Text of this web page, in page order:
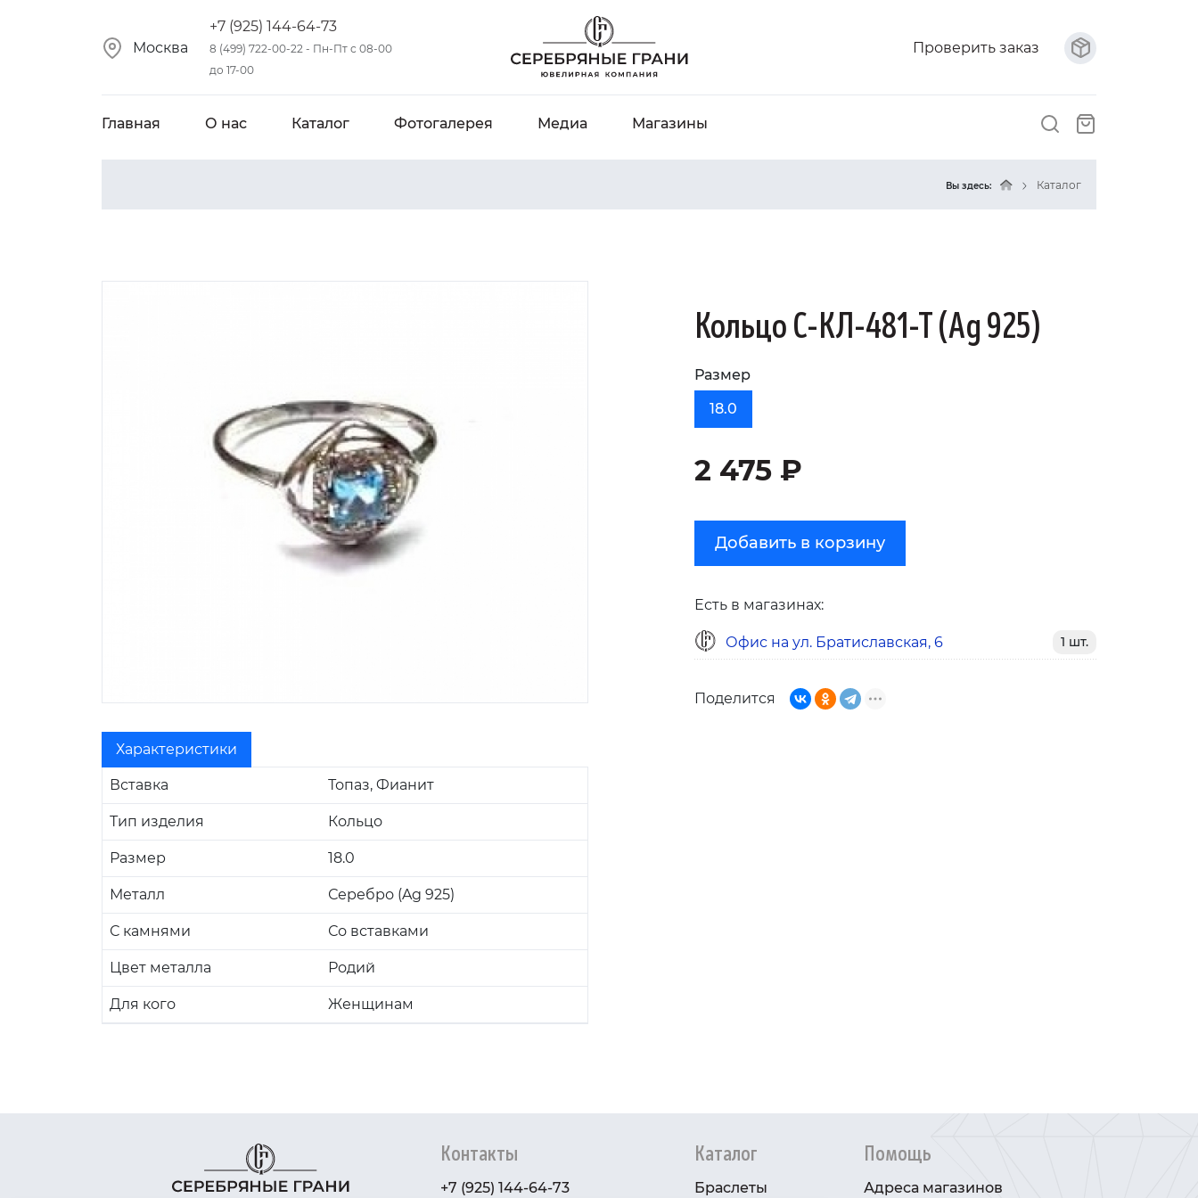
Москва
+7 (925) 144-64-73
8 (499) 722-00-22 - Пн-Пт с 08-00
до 17-00
Проверить заказ
Главная О нас Каталог Фотогалерея Медиа Магазины
Вы здесь: Каталог
Характеристики
Вставка Топаз, Фианит
Тип изделия Кольцо
Размер 18.0
Металл Серебро (Ag 925)
С камнями Со вставками
Цвет металла Родий
Для кого Женщинам
Кольцо С-КЛ-481-Т (Ag 925)
Размер
18.0
2 475 ₽
Добавить в корзину
Есть в магазинах:
Офис на ул. Братиславская, 6 1 шт.
Поделится
Контакты
+7 (925) 144-64-73
Каталог
Браслеты
Помощь
Адреса магазинов